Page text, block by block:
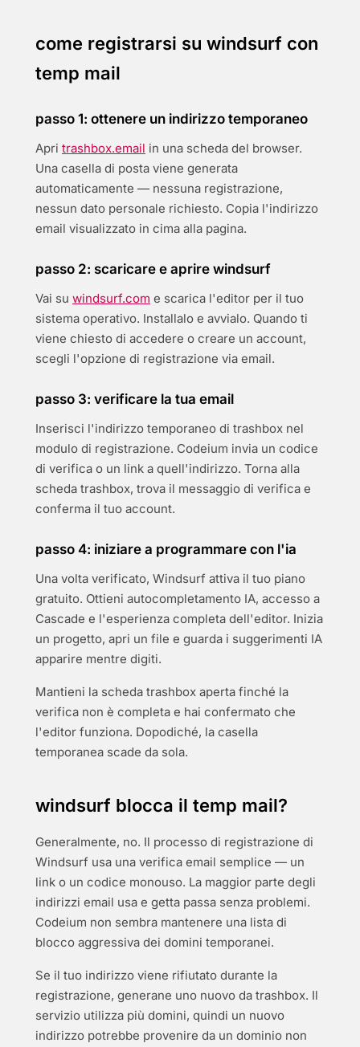
come registrarsi su windsurf con
temp mail
passo 1: ottenere un indirizzo temporaneo
Apri trashbox.email in una scheda del browser.
Una casella di posta viene generata
automaticamente — nessuna registrazione,
nessun dato personale richiesto. Copia l'indirizzo
email visualizzato in cima alla pagina.
passo 2: scaricare e aprire windsurf
Vai su windsurf.com e scarica l'editor per il tuo
sistema operativo. Installalo e avvialo. Quando ti
viene chiesto di accedere o creare un account,
scegli l'opzione di registrazione via email.
passo 3: verificare la tua email
Inserisci l'indirizzo temporaneo di trashbox nel
modulo di registrazione. Codeium invia un codice
di verifica o un link a quell'indirizzo. Torna alla
scheda trashbox, trova il messaggio di verifica e
conferma il tuo account.
passo 4: iniziare a programmare con l'ia
Una volta verificato, Windsurf attiva il tuo piano
gratuito. Ottieni autocompletamento IA, accesso a
Cascade e l'esperienza completa dell'editor. Inizia
un progetto, apri un file e guarda i suggerimenti IA
apparire mentre digiti.
Mantieni la scheda trashbox aperta finché la
verifica non è completa e hai confermato che
l'editor funziona. Dopodiché, la casella
temporanea scade da sola.
windsurf blocca il temp mail?
Generalmente, no. Il processo di registrazione di
Windsurf usa una verifica email semplice — un
link o un codice monouso. La maggior parte degli
indirizzi email usa e getta passa senza problemi.
Codeium non sembra mantenere una lista di
blocco aggressiva dei domini temporanei.
Se il tuo indirizzo viene rifiutato durante la
registrazione, generane uno nuovo da trashbox. Il
servizio utilizza più domini, quindi un nuovo
indirizzo potrebbe provenire da un dominio non